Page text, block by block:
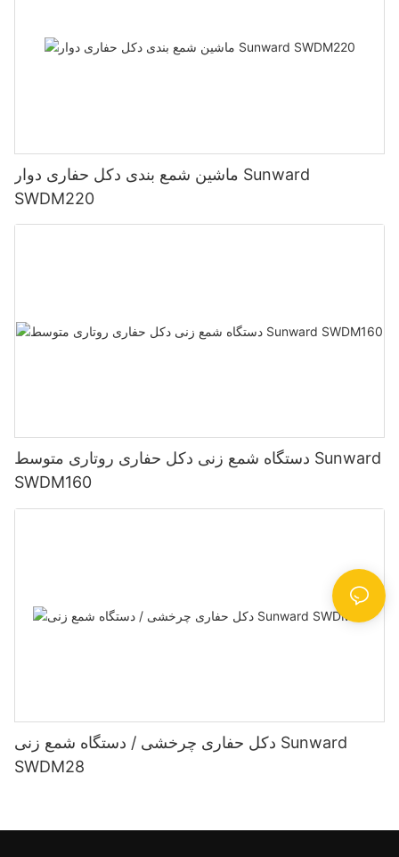
ماشین شمع بندی دکل حفاری دوار Sunward
SWDM220
دستگاه شمع زنی دکل حفاری روتاری متوسط ​​Sunward
SWDM160
دکل حفاری چرخشی / دستگاه شمع زنی Sunward
SWDM28